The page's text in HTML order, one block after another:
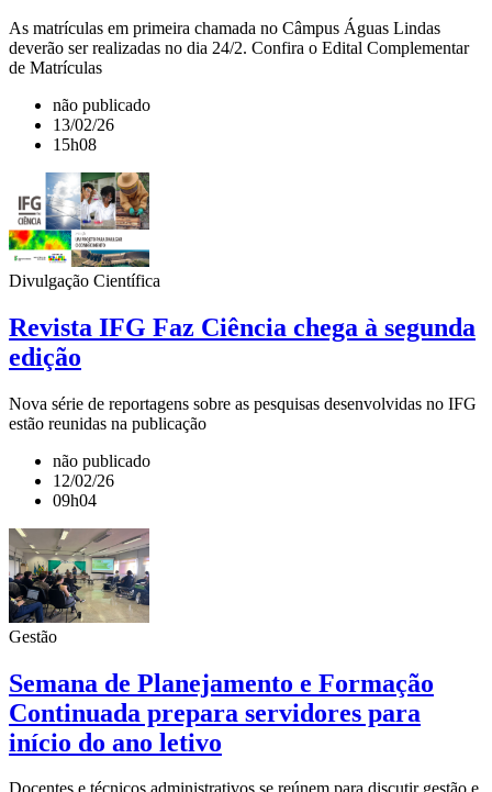
As matrículas em primeira chamada no Câmpus Águas Lindas
deverão ser realizadas no dia 24/2. Confira o Edital Complementar
de Matrículas
não publicado
13/02/26
15h08
Divulgação Científica
Revista IFG Faz Ciência chega à segunda
edição
Nova série de reportagens sobre as pesquisas desenvolvidas no IFG
estão reunidas na publicação
não publicado
12/02/26
09h04
Gestão
Semana de Planejamento e Formação
Continuada prepara servidores para
início do ano letivo